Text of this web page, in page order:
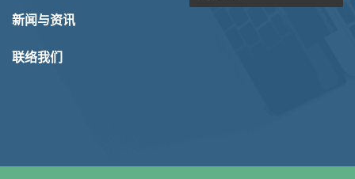
新闻与资讯
联络我们